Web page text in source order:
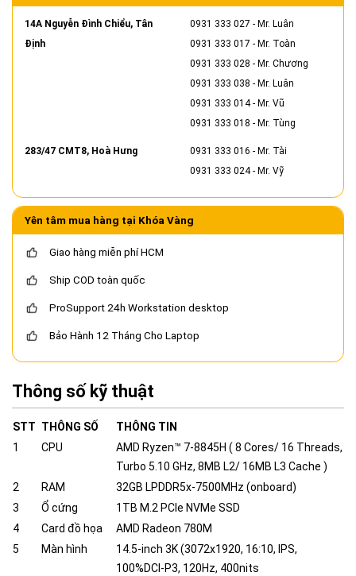
14A Nguyễn Đình Chiểu, Tân
Định
0931 333 027 - Mr. Luân
0931 333 017 - Mr. Toàn
0931 333 028 - Mr. Chương
0931 333 038 - Mr. Luân
0931 333 014- Mr. Vũ
0931 333 018 - Mr. Tùng
283/47 CMT8, Hoà Hưng 0931 333 016 - Mr. Tài
0931 333 024- Mr. Vỹ
Yên tâm mua hàng tại Khóa Vàng
Giao hàng miễn phí HCM
Ship COD toàn quốc
ProSupport 24h Workstation desktop
Bảo Hành 12 Tháng Cho Laptop
Thông số kỹ thuật
STT THÔNG SỐ
THÔNG TIN
1
CPU
AMD Ryzen™ 7-8845H ( 8 Cores/ 16 Threads,
Turbo 5.10 GHz, 8MB L2/ 16MB L3 Cache )
2
RAM
32GB LPDDR5x-7500MHz (onboard)
3
Ổ cứng
1TB M.2 PCIe NVMe SSD
4
Card đồ họa
AMD Radeon 780M
5
Màn hình
14.5-inch 3K (3072x1920, 16:10, IPS,
100%DCI-P3, 120Hz, 400nits